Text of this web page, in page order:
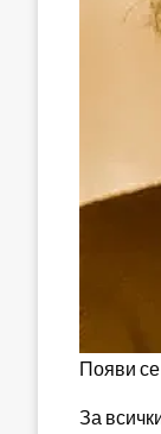
Появи се
За